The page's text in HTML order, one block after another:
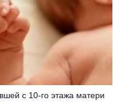
с 10-го этажа матери